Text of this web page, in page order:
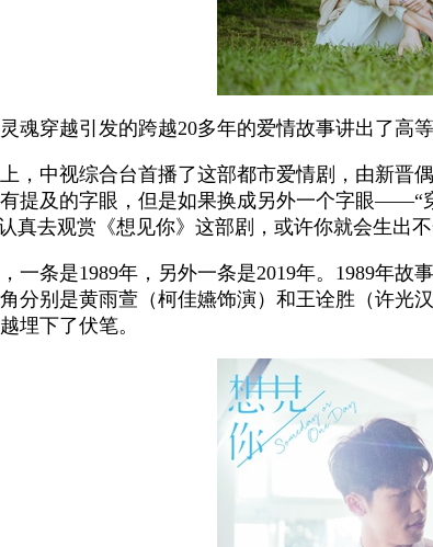
魂穿越引发的跨越20多年的爱情故事讲出了高
，中视综合台首播了这部都市爱情剧，由新
提及的字眼，但是如果换成另外一个字眼——“
真去观赏《想见你》这部剧，或许你就会生出不
一条是1989年，另外一条是2019年。1989年
分别是黄雨萱（柯佳嬿饰演）和王诠胜（许
埋下了伏笔。